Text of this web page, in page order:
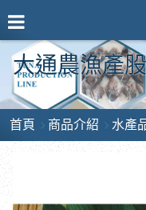
大通農漁產
首頁 商品介紹 水產